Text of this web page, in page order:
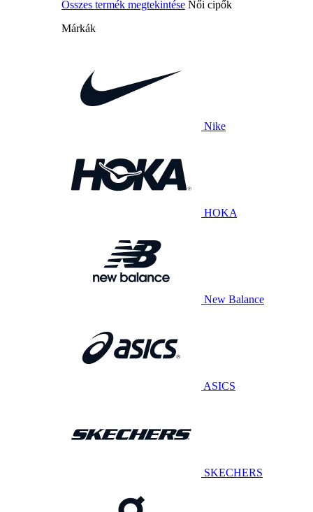
Összes termék megtekintése Női cipők
Márkák
Nike
HOKA
New Balance
ASICS
SKECHERS